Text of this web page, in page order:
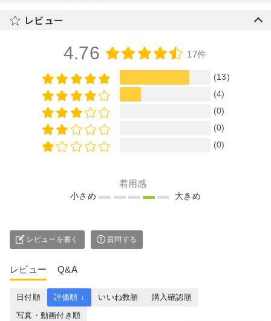
レビュー
4.76 17件
(13)
(4)
(0)
(0)
(0)
着用感
小さめ 大きめ
レビューを書く 質問する
レビュー Q&A
日付順 評価順 ↓ いいね数順
購入確認順
写真・動画付き順